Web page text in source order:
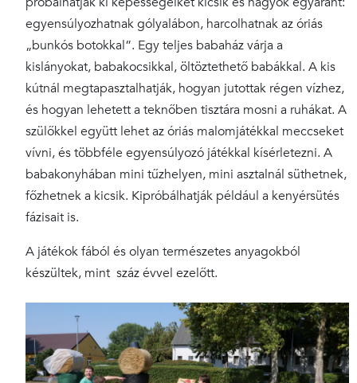
egyensúlyozhatnak gólyalábon, harcolhatnak az óriás
„bunkós botokkal”. Egy teljes babaház várja a
kislányokat, babakocsikkal, öltöztethető babákkal. A kis
kútnál megtapasztalhatják, hogyan jutottak régen vízhez,
és hogyan lehetett a teknőben tisztára mosni a ruhákat. A
szülőkkel együtt lehet az óriás malomjátékkal meccseket
vívni, és többféle egyensúlyozó játékkal kísérletezni. A
babakonyhában mini tűzhelyen, mini asztalnál süthetnek,
főzhetnek a kicsik. Kipróbálhatják például a kenyérsütés
fázisait is.
A játékok fából és olyan természetes anyagokból
készültek, mint száz évvel ezelőtt.